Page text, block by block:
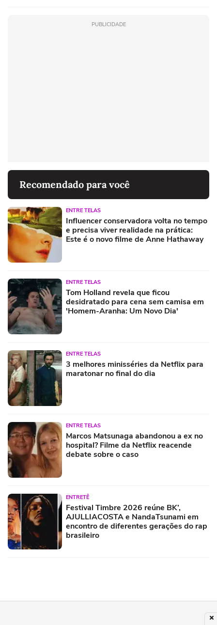
PUBLICIDADE
Recomendado para você
ENTRE TELAS
Influencer conservadora volta no tempo
e precisa viver realidade na prática:
Este é o novo filme de Anne Hathaway
ENTRE TELAS
Tom Holland revela que ficou
desidratado para cena sem camisa em
'Homem-Aranha: Um Novo Dia'
ENTRE TELAS
3 melhores minisséries da Netflix para
maratonar no final do dia
ENTRE TELAS
Marcos Matsunaga abandonou a ex no
hospital? Filme da Netflix reacende
debate sobre o caso
ENTRETÊ
Festival Timbre 2026 reúne BK’,
AJULLIACOSTA e NandaTsunami em
encontro de diferentes gerações do rap
brasileiro